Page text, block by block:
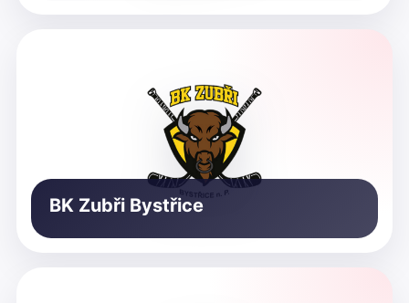
BK Zubři Bystřice